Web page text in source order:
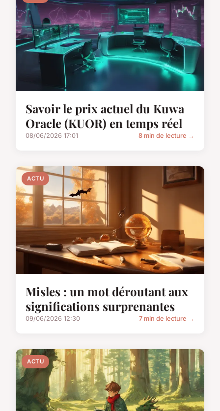
Savoir le prix actuel du Kuwa
Oracle (KUOR) en temps réel
08/06/2026 17:01 8 min de lecture →
ACTU
Misles : un mot déroutant aux
significations surprenantes
09/06/2026 12:30 7 min de lecture →
ACTU